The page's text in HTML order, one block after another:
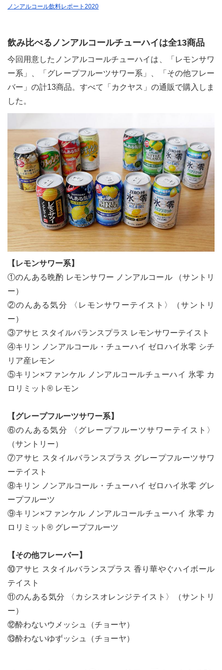
ノミスタイル] 公式twitterペ
エノミスタイル] 公式facebookペ
style[イエノミスタイル] 公式
ノンアルコール飲料レポート2020
飲み比べるノンアルコールチューハイは全13商品
今回用意したノンアルコールチューハイは、「レモンサワ
ー系」、「グレープフルーツサワー系」、「その他フレー
バー」の計13商品。すべて「カクヤス」の通販で購入しま
した。
【レモンサワー系】
①のんある晩酌 レモンサワー ノンアルコール （サントリ
ー）
②のんある気分 〈レモンサワーテイスト〉（サントリ
ー）
③アサヒ スタイルバランスプラス レモンサワーテイスト
④キリン ノンアルコール・チューハイ ゼロハイ氷零 シチ
リア産レモン
⑤キリン×ファンケル ノンアルコールチューハイ 氷零 カ
ロリミット® レモン
【グレープフルーツサワー系】
⑥のんある気分 〈グレープフルーツサワーテイスト〉
（サントリー）
⑦アサヒ スタイルバランスプラス グレープフルーツサワ
ーテイスト
⑧キリン ノンアルコール・チューハイ ゼロハイ氷零 グレ
ープフルーツ
⑨キリン×ファンケル ノンアルコールチューハイ 氷零 カ
ロリミット® グレープフルーツ
【その他フレーバー】
⑩アサヒ スタイルバランスプラス 香り華やぐハイボール
テイスト
⑪のんある気分 〈カシスオレンジテイスト〉（サントリ
ー）
⑫酔わないウメッシュ（チョーヤ）
⑬酔わないゆずッシュ（チョーヤ）